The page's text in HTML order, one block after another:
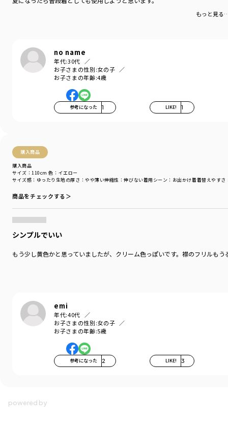
もっと見る
no name
年代:30代
お子さまの性別:女の子
お子さまの年齢:4歳
参考になった 1 LIKE! 1
購入商品
購入商品
サイズ感 ：ゆったり 生地の厚さ ：やや薄い伸縮性 ：伸びない着用シーン ：お出かけ着着替えやすさ
サイズ：110cm 色：イエロー
商品をチェックする＞
シンプルでいい
もう少し黄色かと思っていましたが、クリーム色っぽいです。襟のフリルも
emi
年代:40代
お子さまの性別:女の子
お子さまの年齢:5歳
参考になった 2 LIKE! 3
シーズン
／アウトレット